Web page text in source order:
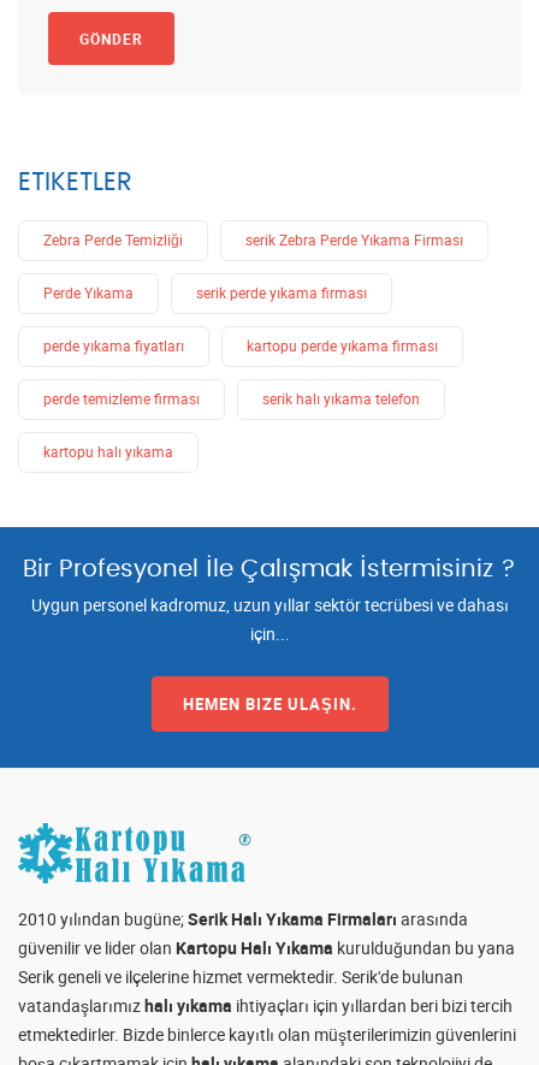
GÖNDER
ETIKETLER
Zebra Perde Temizliği serik Zebra Perde Yıkama Firması
Perde Yıkama serik perde yıkama firması
perde yıkama fiyatları kartopu perde yıkama firması
perde temizleme firması serik halı yıkama telefon
kartopu halı yıkama
Bir Profesyonel İle Çalışmak İstermisiniz ?
Uygun personel kadromuz, uzun yıllar sektör tecrübesi ve dahası
için...
HEMEN BIZE ULAŞIN.
2010 yılından bugüne;Serik Halı Yıkama Firmaları arasında
güvenilir ve lider olan Kartopu Halı Yıkama kurulduğundan bu yana
Serik geneli ve ilçelerine hizmet vermektedir. Serik'de bulunan
vatandaşlarımızhalı yıkama ihtiyaçları için yıllardan beri bizi tercih
etmektedirler. Bizde binlerce kayıtlı olan müşterilerimizin güvenlerini